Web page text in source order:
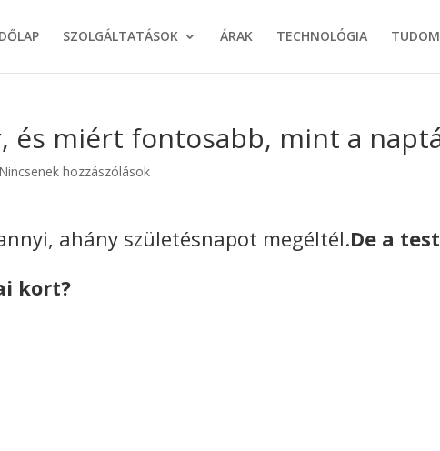
SZOLGÁLTATÁSOK ÁRAK TECHNOLÓGIA
és miért fontosabb, mint a
Nincsenek hozzászólások
ahány születésnapot megéltél.De a
kort?